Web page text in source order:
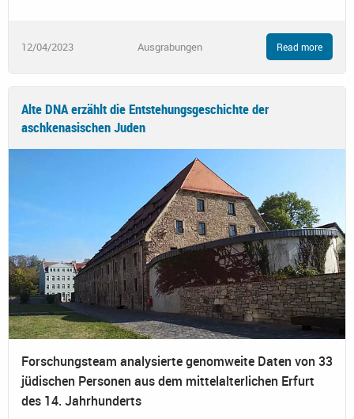
12/04/2023 Ausgrabungen Read more
Alte DNA erzählt die Entstehungsgeschichte der
aschkenasischen Juden
Forschungsteam analysierte genomweite Daten von 33
jüdischen Personen aus dem mittelalterlichen Erfurt
des 14. Jahrhunderts